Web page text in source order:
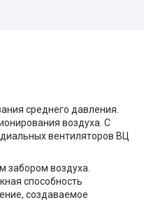
среднего давления.
воздуха. С
вентиляторов ВЦ
забором воздуха.
способность
создаваемое